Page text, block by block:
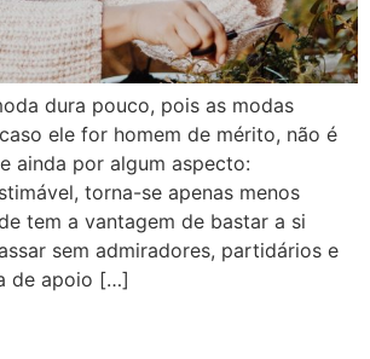
dura pouco, pois as modas
ele for homem de mérito, não é
ainda por algum aspecto:
torna-se apenas menos
tem a vantagem de bastar a si
sem admiradores, partidários e
de apoio […]